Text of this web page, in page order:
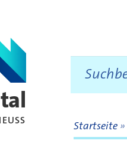
zurück zur Startseite
Startseite